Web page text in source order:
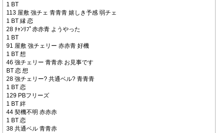
1 BT
113 屋敷 強チェ 青青青 嬉しき予感 弱チェ
1 BT 縁 恋
28 ﾁｬﾝﾘﾌﾟ赤赤青 ようやった
1 BT
91 屋敷 強チェリー 赤赤青 好機
1 BT 想
46 強チェリー 青青赤 お見事です
BT 恋 想
28 強チェリー? 共通ベル? 青青青
1 BT 恋
129 PBフリーズ
1 BT 絆
44 契機不明 赤赤赤
1 BT 恋
38 共通ベル 青青赤